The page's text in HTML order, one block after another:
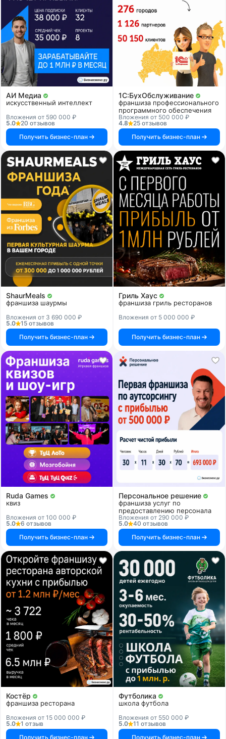
АИ Медиа
искусственный интеллект
Вложения от 590 000 ₽
5.0
20 отзывов
Получить бизнес-план
1C:БухОбслуживание
франшиза профессионального
программного обеспечения
Вложения от 500 000 ₽
4.8
25 отзывов
Получить бизнес-план
ShaurMeals
франшиза шаурмы
Вложения от 3 690 000 ₽
5.0
15 отзывов
Получить бизнес-план
Гриль Хаус
франшиза гриль ресторанов
Вложения от 5 000 000 ₽
Получить бизнес-план
Ruda Games
квиз
Вложения от 100 000 ₽
5.0
6 отзывов
Получить бизнес-план
Персональное решение
франшиза услуг по
предоставлению персонала
Вложения от 290 000 ₽
5.0
40 отзывов
Получить бизнес-план
Костёр
франшиза ресторана
Вложения от 15 000 000 ₽
5.0
1 отзыв
Получить бизнес-план
Футболика
школа футбола
Вложения от 550 000 ₽
5.0
11 отзывов
Получить бизнес-план